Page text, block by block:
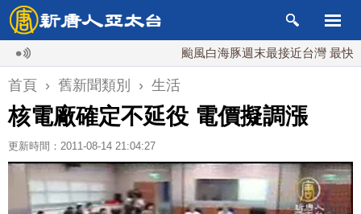
颱風白海豚週末最接近台灣 最快9日
首頁 › 舊新聞類別 › 生活
核電廠確定不延役 電價擬調漲
更新時間：2011-08-14 21:04:27